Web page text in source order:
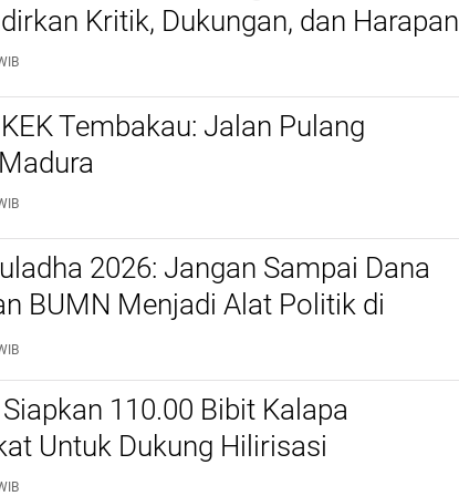
Kritik, Dukungan, dan Harapan
Tembakau: Jalan Pulang
2026: Jangan Sampai Dana
BUMN Menjadi Alat Politik di
110.00 Bibit Kalapa
Untuk Dukung Hilirisasi